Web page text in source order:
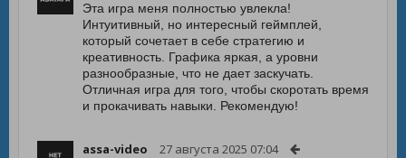
Эта игра меня полностью увлекла!
Интуитивный, но интересный геймплей,
который сочетает в себе стратегию и
креативность. Графика яркая, а уровни
разнообразные, что не дает заскучать.
Отличная игра для того, чтобы скоротать время
и прокачивать навыки. Рекомендую!
assa-video 27 августа 2025 07:04